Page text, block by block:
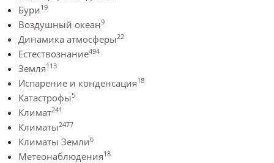
Бури19
Воздушный океан9
Динамика атмосферы22
Естествознание494
Земля113
Испарение и конденсация18
Катастрофы5
Климат241
Климаты2477
Климаты Земли6
Метеонаблюдения18